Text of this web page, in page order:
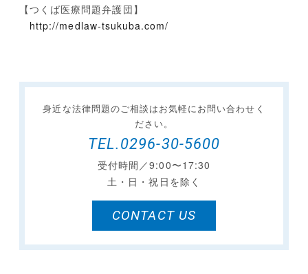
【つくば医療問題弁護団】
http://medlaw-tsukuba.com/
身近な法律問題のご相談はお気軽にお問い合わせく
ださい。
TEL.0296-30-5600
受付時間／9:00〜17:30
土・日・祝日を除く
CONTACT US